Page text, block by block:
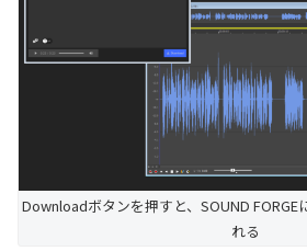
Downloadボタンを押すと、SOUND FORGE
れる